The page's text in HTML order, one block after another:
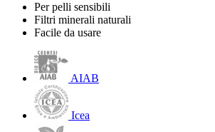
Per pelli sensibili
Filtri minerali naturali
Facile da usare
AIAB
Icea